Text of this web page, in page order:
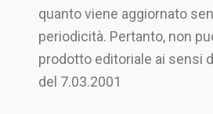
quanto viene aggiornato
periodicità. Pertanto, non
prodotto editoriale ai sensi
del 7.03.2001